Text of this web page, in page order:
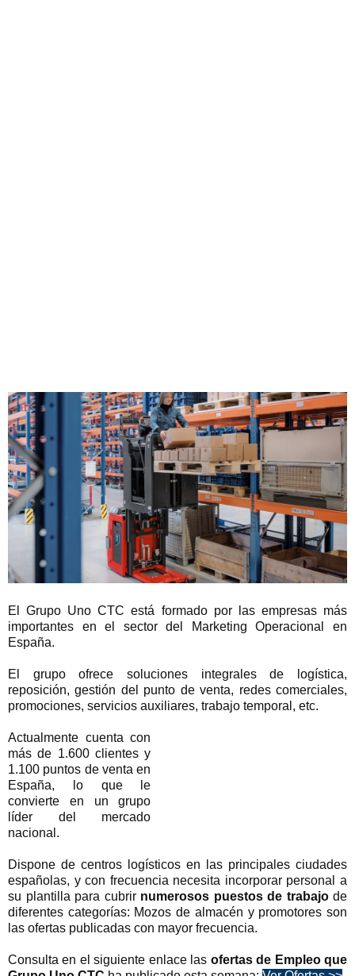
El Grupo Uno CTC está formado por las empresas más
importantes en el sector del Marketing Operacional en
España.
El grupo ofrece soluciones integrales de logística,
reposición, gestión del punto de venta, redes comerciales,
promociones, servicios auxiliares, trabajo temporal, etc.
Actualmente cuenta con
más de 1.600 clientes y
1.100 puntos de venta en
España, lo que le
convierte en un grupo
líder del mercado
nacional.
Dispone de centros logísticos en las principales ciudades
españolas, y con frecuencia necesita incorporar personal a
su plantilla para cubrir numerosos puestos de trabajode
diferentes categorías: Mozos de almacén y promotores son
las ofertas publicadas con mayor frecuencia.
Consulta en el siguiente enlace las ofertas de Empleo que